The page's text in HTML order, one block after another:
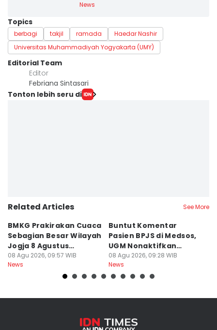
News
Topics
berbagi takjil ramada
Haedar Nashir
Universitas Muhammadiyah Yogyakarta (UMY)
Editorial Team
Editor
Febriana Sintasari
Tonton lebih seru di
Related Articles See More
BMKG Prakirakan Cuaca
Sebagian Besar Wilayah
Jogja 8 Agustus
Berawan
08 Agu 2026, 09:57 WIB
News
Buntut Komentar
Pasien BPJS di Medsos,
UGM Nonaktifkan
Dokter PPDS
08 Agu 2026, 09:28 WIB
News